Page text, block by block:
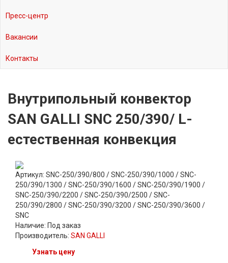
Пресс-центр
Вакансии
Контакты
Внутрипольный конвектор
SAN GALLI SNC 250/390/ L-
естественная конвекция
Артикул: SNC-250/390/800 / SNC-250/390/1000 / SNC-
250/390/1300 / SNC-250/390/1600 / SNC-250/390/1900 /
SNC-250/390/2200 / SNC-250/390/2500 / SNC-
250/390/2800 / SNC-250/390/3200 / SNC-250/390/3600 /
SNC
Наличие: Под заказ
Производитель: SAN GALLI
Узнать цену